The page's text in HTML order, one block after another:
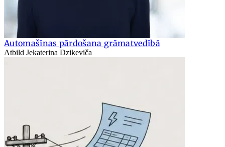
Automašīnas pārdošana grāmatvedībā
Atbild Jekaterina Dzikeviča